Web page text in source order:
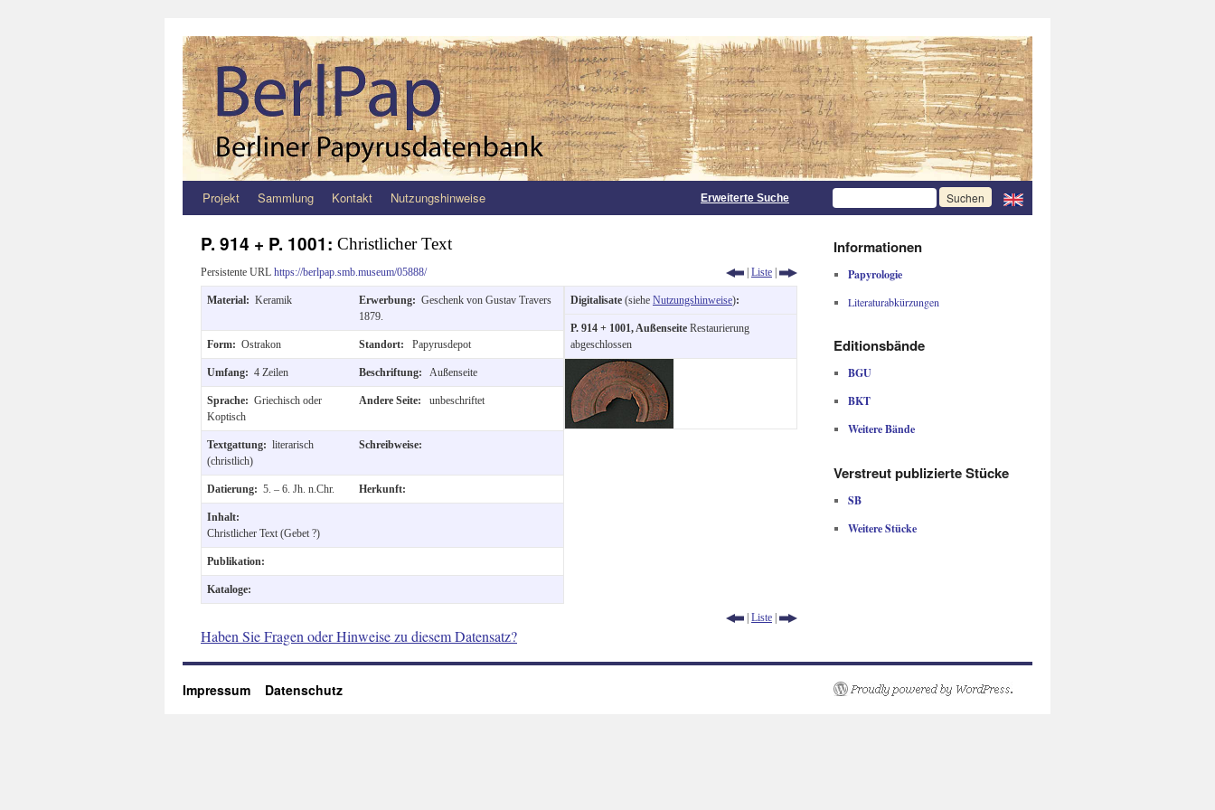
Zum
springen
Projekt Sammlung Kontakt Nutzungshinweise Erweiterte Suche
P. 914 + P. 1001: Christlicher Text
Persistente URL https://berlpap.smb.museum/05888/ | Liste |
Material: Keramik Erwerbung: Geschenk von Gustav Travers
1879.
Form: Ostrakon Standort: Papyrusdepot
Umfang: 4 Zeilen Beschriftung: Außenseite
Sprache: Griechisch oder
Koptisch
Andere Seite: unbeschriftet
Textgattung: literarisch
(christlich)
Schreibweise:
Datierung: 5. – 6. Jh. n.Chr. Herkunft:
Inhalt:
Christlicher Text (Gebet ?)
Publikation:
Kataloge:
Digitalisate (siehe Nutzungshinweise):
P. 914 + 1001, Außenseite Restaurierung
abgeschlossen
| Liste |
Haben Sie Fragen oder Hinweise zu diesem Datensatz?
Informationen
Papyrologie
Literaturabkürzungen
Editionsbände
BGU
BKT
Weitere Bände
Verstreut publizierte Stücke
SB
Weitere Stücke
Impressum Datenschutz